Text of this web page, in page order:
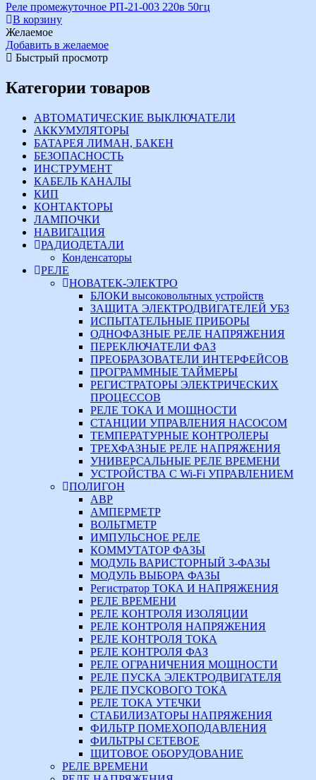
Реле промежуточное РП-21-003 220в 50гц
В корзину
Желаемое
Добавить в желаемое
Быстрый просмотр
Категории товаров
АВТОМАТИЧЕСКИЕ ВЫКЛЮЧАТЕЛИ
АККУМУЛЯТОРЫ
БАТАРЕЯ ЛИМАН, БАКЕН
БЕЗОПАСНОСТЬ
ИНСТРУМЕНТ
КАБЕЛЬ КАНАЛЫ
КИП
КОНТАКТОРЫ
ЛАМПОЧКИ
НАВИГАЦИЯ
РАДИОДЕТАЛИ
Конденсаторы
РЕЛЕ
НОВАТЕК-ЭЛЕКТРО
БЛОКИ высоковольтных устройств
ЗАЩИТА ЭЛЕКТРОДВИГАТЕЛЕЙ УБЗ
ИСПЫТАТЕЛЬНЫЕ ПРИБОРЫ
ОДНОФАЗНЫЕ РЕЛЕ НАПРЯЖЕНИЯ
ПЕРЕКЛЮЧАТЕЛИ ФАЗ
ПРЕОБРАЗОВАТЕЛИ ИНТЕРФЕЙСОВ
ПРОГРАММНЫЕ ТАЙМЕРЫ
РЕГИСТРАТОРЫ ЭЛЕКТРИЧЕСКИХ
ПРОЦЕССОВ
РЕЛЕ ТОКА И МОЩНОСТИ
СТАНЦИИ УПРАВЛЕНИЯ НАСОСОМ
ТЕМПЕРАТУРНЫЕ КОНТРОЛЕРЫ
ТРЕХФАЗНЫЕ РЕЛЕ НАПРЯЖЕНИЯ
УНИВЕРСАЛЬНЫЕ РЕЛЕ ВРЕМЕНИ
УСТРОЙСТВА С Wi-Fi УПРАВЛЕНИЕМ
ПОЛИГОН
АВР
АМПЕРМЕТР
ВОЛЬТМЕТР
ИМПУЛЬСНОЕ РЕЛЕ
КОММУТАТОР ФАЗЫ
МОДУЛЬ ВАРИСТОРНЫЙ 3-ФАЗЫ
МОДУЛЬ ВЫБОРА ФАЗЫ
Регистратор ТОКА И НАПРЯЖЕНИЯ
РЕЛЕ ВРЕМЕНИ
РЕЛЕ КОНТРОЛЯ ИЗОЛЯЦИИ
РЕЛЕ КОНТРОЛЯ НАПРЯЖЕНИЯ
РЕЛЕ КОНТРОЛЯ ТОКА
РЕЛЕ КОНТРОЛЯ ФАЗ
РЕЛЕ ОГРАНИЧЕНИЯ МОЩНОСТИ
РЕЛЕ ПУСКА ЭЛЕКТРОДВИГАТЕЛЯ
РЕЛЕ ПУСКОВОГО ТОКА
РЕЛЕ ТОКА УТЕЧКИ
СТАБИЛИЗАТОРЫ НАПРЯЖЕНИЯ
ФИЛЬТР ПОМЕХОПОДАВЛЕНИЯ
ФИЛЬТРЫ СЕТЕВОЕ
ЩИТОВОЕ ОБОРУДОВАНИЕ
РЕЛЕ ВРЕМЕНИ